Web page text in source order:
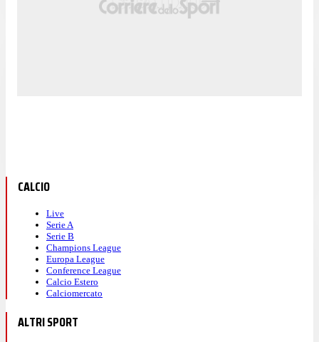
CALCIO
Live
Serie A
Serie B
Champions League
Europa League
Conference League
Calcio Estero
Calciomercato
ALTRI SPORT